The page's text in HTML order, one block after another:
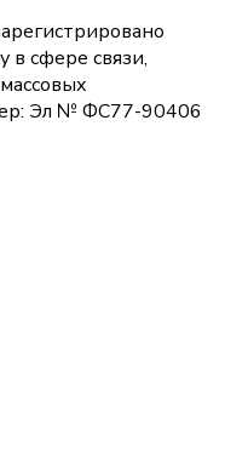
в сфере связи,
Эл № ФС77-90406